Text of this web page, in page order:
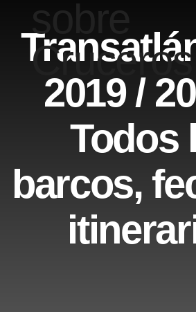
2019 /
Todos
barcos,